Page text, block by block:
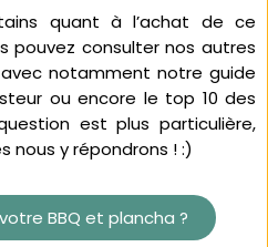
quant à l’achat de ce
pouvez consulter nos autres
notamment notre guide
ou encore le top 10 des
est plus particulière,
nous y répondrons ! :)
BBQ et plancha ?